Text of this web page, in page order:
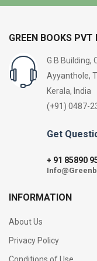
GREEN BOOKS PVT
G B Building,
Ayyanthole,
Kerala, India
(+91) 0487-
Get
+ 91 85890
INFORMATION
About Us
Privacy Policy